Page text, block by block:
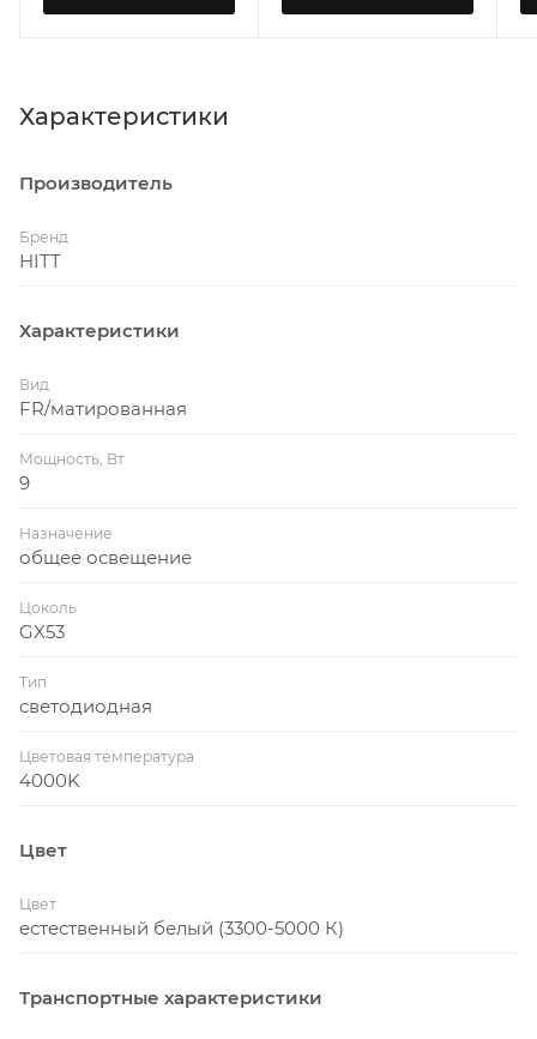
Характеристики
Производитель
Бренд
HITT
Характеристики
Вид
FR/матированная
Мощность, Вт
9
Назначение
общее освещение
Цоколь
GX53
Тип
светодиодная
Цветовая температура
4000K
Цвет
Цвет
естественный белый (3300-5000 К)
Транспортные характеристики